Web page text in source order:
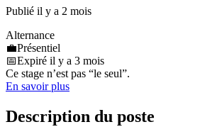
Publié il y a 2 mois
Alternance
💼Présentiel
📅Expiré il y a 3 mois
Ce stage n’est pas “le seul”.
En savoir plus
Description du poste